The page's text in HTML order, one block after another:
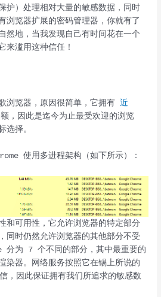
护）处理相对大量的敏感数据，同时
浏览器扩展的密码管理器，你就有了
然地，当我发现自己有时间花在一个
来滥用这种信任！
浏览器，原因很简单，它拥有近
，因此是迄今为止最受欢迎的浏览
选择。
使用多进程架构（如下所示）：
和可用性，它允许浏览器的特定部分
同时仍然允许浏览器的其他部分不受
分为 7 个不同的部分，其中最重要的
染器。网络服务按照它在锡上所说的
，因此保证拥有我们所追求的敏感数